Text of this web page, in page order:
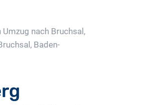
nach Bruchsal,
Baden-